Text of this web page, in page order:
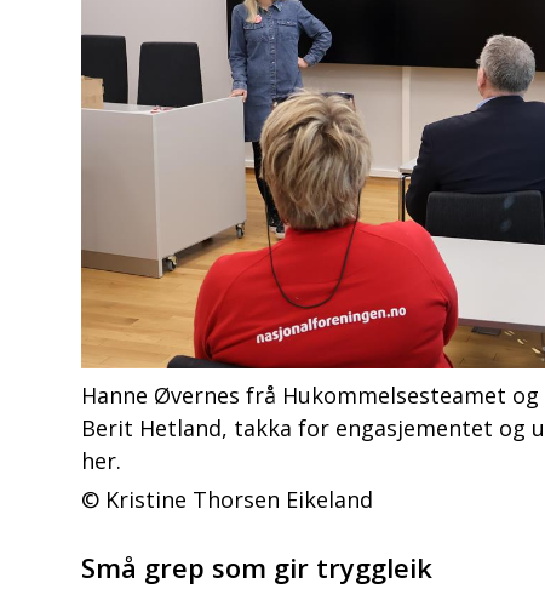
Hanne Øvernes frå Hukommelsesteamet
Berit Hetland, takka for engasjementet og
her.
Kristine Thorsen Eikeland
Små grep som gir tryggleik